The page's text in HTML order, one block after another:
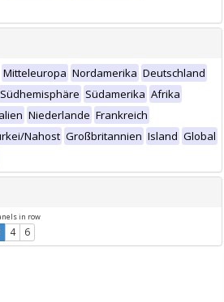
Mitteleuropa Nordamerika Deutschland
Südhemisphäre Südamerika Afrika
Niederlande Frankreich
Nahost Großbritannien Island Global
in row
4 6